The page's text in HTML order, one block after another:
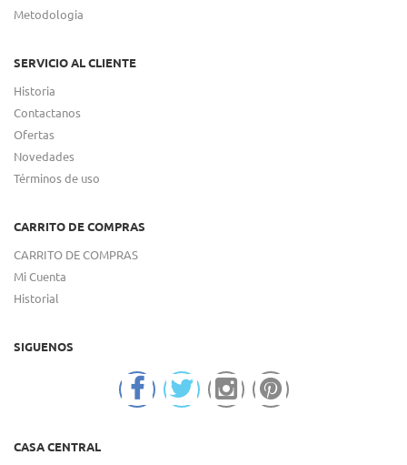
Metodologia
SERVICIO AL CLIENTE
Historia
Contactanos
Ofertas
Novedades
Términos de uso
CARRITO DE COMPRAS
CARRITO DE COMPRAS
Mi Cuenta
Historial
SIGUENOS
CASA CENTRAL